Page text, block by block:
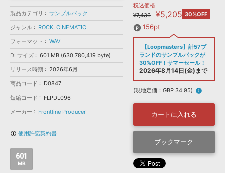
ソフトウェア／ツール »
DAW »
効果音 »
BGM »
ニュースレター »
SONICWIREブログ »
DTMガイド »
FAQ »
お問い合わせ »
音楽カード
楽曲配信流通 サービス
無償のサウンド管理ソフト
次世代型 ボーカル・エディタ
APS
ソフト音源 プラグイン・エフェクト
ソフトウェア／ツール 効果音
フォーマット
ランキング
製品カテゴリ
サンプルパック
ジャンル
ROCK, CINEMATIC
フォーマット
WAV
DLサイズ
601 MB (630,780,419 byte)
リリース時期
2026年6月
商品コード
D0847
短縮コード
FLPDL096
メーカー
Frontline Producer
info_outline 使用許諾契約書
601
MB
税込価格
¥7,436
¥5,205 30%OFF
156pt
【Loopmasters】計57ブ
ランドのサンプルパックが
30%OFF！サマーセール！
2026年8月14日(金)まで
(現地定価：GBP 34.95) info
カートに入れる
ブックマーク